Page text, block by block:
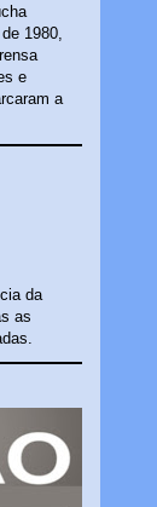
1980,
e
a
da
as